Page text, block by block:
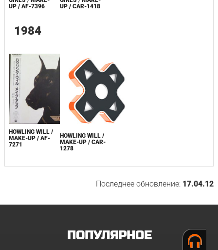
UP / AF-7396
UP / CAR-1418
1984
HOWLING WILL /
MAKE-UP / AF-
7271
HOWLING WILL /
MAKE-UP / CAR-
1278
Последнее обновление: 17.04.12
ПОПУЛЯРНОЕ